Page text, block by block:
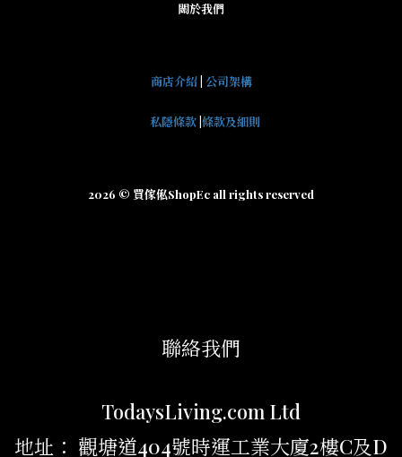
關於我們
商店介紹| 公司架構
私隱條款 條款及細則
2026 © 買傢俬ShopEc all rights reserved
聯絡我們
TodaysLiving.com Ltd
地址： 觀塘道404號時運工業大廈2樓C及D